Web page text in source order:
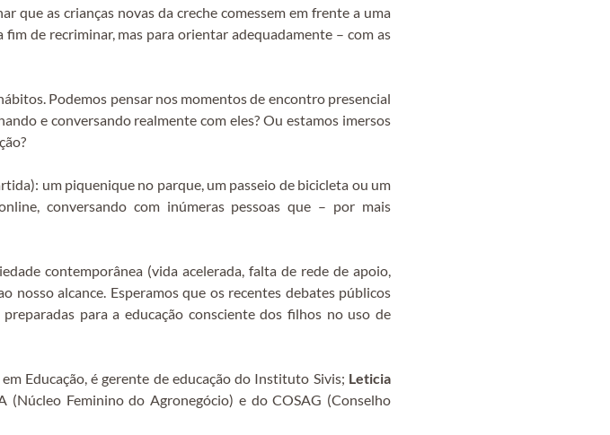
que as crianças novas da creche comessem em frente a uma
de recriminar, mas para orientar adequadamente – com as
Podemos pensar nos momentos de encontro presencial
e conversando realmente com eles? Ou estamos imersos
um piquenique no parque, um passeio de bicicleta ou um
conversando com inúmeras pessoas que – por mais
contemporânea (vida acelerada, falta de rede de apoio,
nosso alcance. Esperamos que os recentes debates públicos
para a educação consciente dos filhos no uso de
Educação, é gerente de educação do Instituto Sivis; Leticia
Feminino do Agronegócio) e do COSAG (Conselho